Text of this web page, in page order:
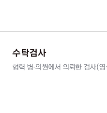
수탁검사
협력 병·의원에서 의뢰한 검사(